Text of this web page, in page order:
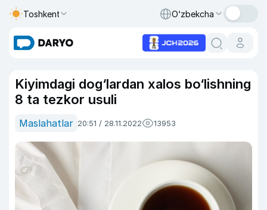
Toshkent O‘zbekcha
Kiyimdagi dog‘lardan xalos bo‘lishning
8 ta tezkor usuli
Maslahatlar 20:51 / 28.11.2022 13953